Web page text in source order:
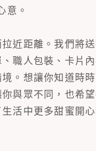
意。
近距離。我們將
職人包裝、卡片
。想讓你知道時
與眾不同，也希
活中更多甜蜜開心